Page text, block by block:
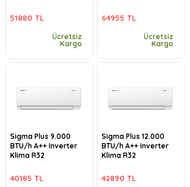
51880 TL
Ücretsiz
Kargo
Sigma Plus 9.000
BTU/h A++ Inverter
Klima R32
40185 TL
64955 TL
Ücretsiz
Kargo
Sigma Plus 12.000
BTU/h A++ Inverter
Klima R32
42890 TL